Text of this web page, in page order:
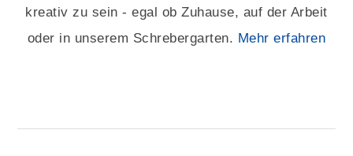
kreativ zu sein - egal ob Zuhause, auf der Arbeit
oder in unserem Schrebergarten. Mehr erfahren